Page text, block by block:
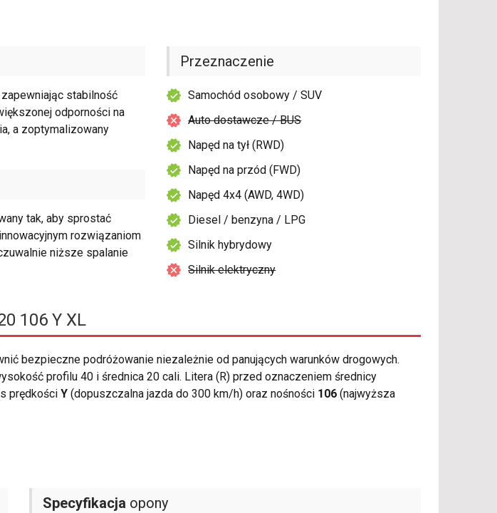
stabilność
odporności na
a zoptymalizowany
tak, aby sprostać
rozwiązaniom
niższe spalanie
Przeznaczenie
Samochód osobowy / SUV
Auto dostawcze / BUS
Napęd na tył (RWD)
Napęd na przód (FWD)
Napęd 4x4 (AWD, 4WD)
Diesel / benzyna / LPG
Silnik hybrydowy
Silnik elektryczny
106 Y XL
bezpieczne podróżowanie niezależnie od panujących warunków drogowych.
profilu 40 i średnica 20 cali. Litera (R) przed oznaczeniem średnicy
prędkości Y (dopuszczalna jazda do 300 km/h) oraz nośności 106 (najwyższa
Specyfikacja opony